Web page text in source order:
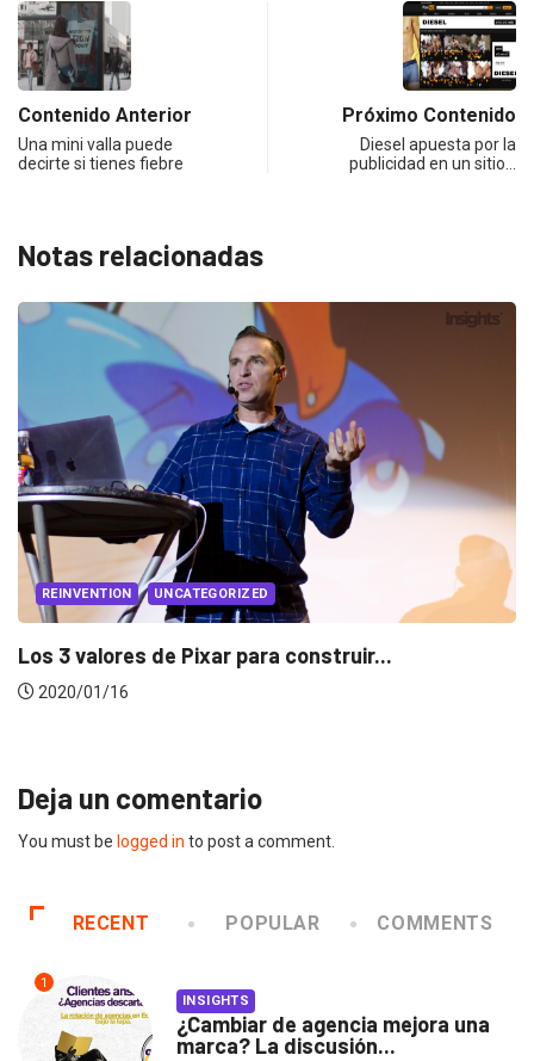
Contenido Anterior
Una mini valla puede
decirte si tienes fiebre
Próximo Contenido
Diesel apuesta por la
publicidad en un sitio…
Notas relacionadas
PUBLICIDAD UNCATEGORIZED
Insights Switch: Nathalia Madrigal cambió la
publicidad por la música
Deja un comentario
You must be logged in to post a comment.
RECENT POPULAR COMMENTS
1
INSIGHTS
¿Cambiar de agencia mejora una
marca? La discusión...